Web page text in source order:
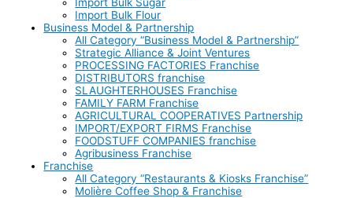
Import Bulk Sugar
Import Bulk Flour
Business Model & Partnership
All Category “Business Model & Partnership”
Strategic Alliance & Joint Ventures
PROCESSING FACTORIES Franchise
DISTRIBUTORS franchise
SLAUGHTERHOUSES Franchise
FAMILY FARM Franchise
AGRICULTURAL COOPERATIVES Partnership
IMPORT/EXPORT FIRMS Franchise
FOODSTUFF COMPANIES franchise
Agribusiness Franchise
Franchise
All Category “Restaurants & Kiosks Franchise”
Molière Coffee Shop & Franchise